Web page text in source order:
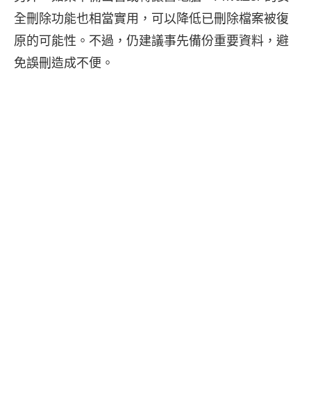
全刪除功能也相當實用，可以降低已刪除檔案被復
原的可能性。不過，仍建議事先備份重要資料，避
免誤刪造成不便。